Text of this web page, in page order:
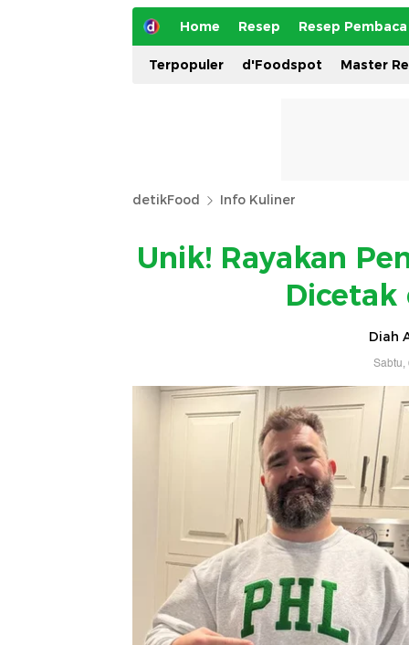
Home Resep Resep Pembaca
Terpopuler d'Foodspot Master
detikFood Info Kuliner
Unik! Rayakan
Dicetak
Diah
Sabtu,